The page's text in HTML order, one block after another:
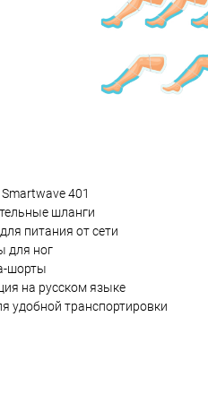
401
шланги
питания от сети
для ног
шорты
на русском языке
удобной транспортировки